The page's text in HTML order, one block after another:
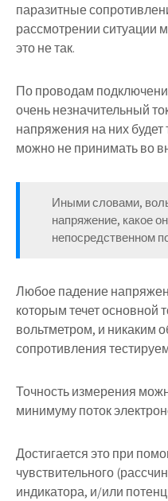
паразитные
рассмотрении ситуации
это не так.
По проводам
очень незначительный
напряжения на них
можно не принимать во
Иными словами,
напряжение, какое
непосредственном
Любое падение
которым течет основной
вольтметром, и никаким
сопротивления
Точность измерения
минимуму поток
Достигается это при
чувствительного
индикатора, и/или